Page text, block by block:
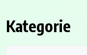
Kategorie